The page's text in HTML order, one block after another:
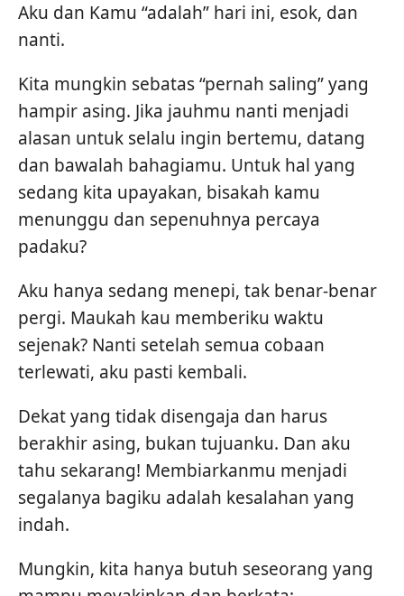
Aku dan Kamu “adalah” hari ini, esok, dan
nanti.
Kita mungkin sebatas “pernah saling” yang
hampir asing. Jika jauhmu nanti menjadi
alasan untuk selalu ingin bertemu, datang
dan bawalah bahagiamu. Untuk hal yang
sedang kita upayakan, bisakah kamu
menunggu dan sepenuhnya percaya
padaku?
Aku hanya sedang menepi, tak benar-benar
pergi. Maukah kau memberiku waktu
sejenak? Nanti setelah semua cobaan
terlewati, aku pasti kembali.
Dekat yang tidak disengaja dan harus
berakhir asing, bukan tujuanku. Dan aku
tahu sekarang! Membiarkanmu menjadi
segalanya bagiku adalah kesalahan yang
indah.
Mungkin, kita hanya butuh seseorang yang